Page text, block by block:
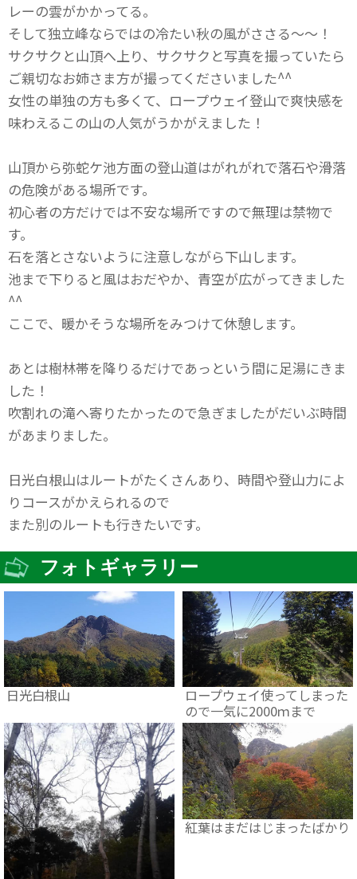
レーの雲がかかってる。
そして独立峰ならではの冷たい秋の風がささる～～！
サクサクと山頂へ上り、サクサクと写真を撮っていたら
ご親切なお姉さま方が撮ってくださいました^^
女性の単独の方も多くて、ロープウェイ登山で爽快感を
味わえるこの山の人気がうかがえました！
山頂から弥蛇ケ池方面の登山道はがれがれで落石や滑落
の危険がある場所です。
初心者の方だけでは不安な場所ですので無理は禁物で
す。
石を落とさないように注意しながら下山します。
池まで下りると風はおだやか、青空が広がってきました
^^
ここで、暖かそうな場所をみつけて休憩します。
あとは樹林帯を降りるだけであっという間に足湯にきま
した！
吹割れの滝へ寄りたかったので急ぎましたがだいぶ時間
があまりました。
日光白根山はルートがたくさんあり、時間や登山力によ
りコースがかえられるので
また別のルートも行きたいです。
フォトギャラリー
日光白根山
ロープウェイ使ってしまった
ので一気に2000ｍまで
紅葉はまだはじまったばかり